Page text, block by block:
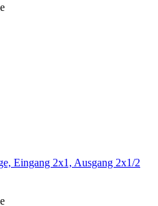
Eingang 2x1, Ausgang 2x1/2